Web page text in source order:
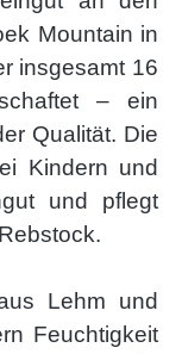
Mountain in
insgesamt 16
– ein
Qualität. Die
Kindern und
und pflegt
Lehm und
Feuchtigkeit